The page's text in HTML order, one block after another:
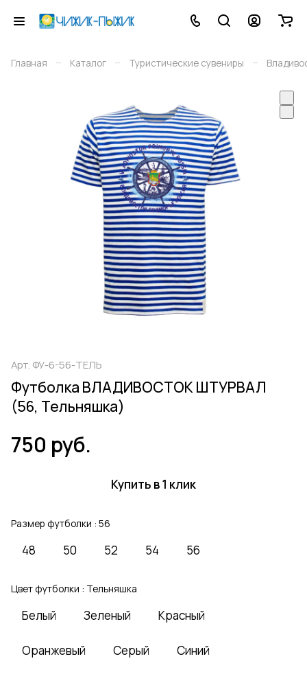
Главная – Каталог – Туристические сувениры –
Арт. ФУ-6-56-ТЕЛЬ
Футболка ВЛАДИВОСТОК ШТУРВАЛ
(56, Тельняшка)
750 руб.
Купить в 1 клик
Размер футболки : 56
48 50 52 54 56
Цвет футболки : Тельняшка
Белый Зеленый Красный
Оранжевый Серый Синий